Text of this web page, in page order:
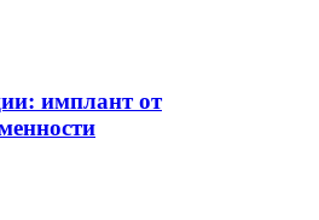
имплант от